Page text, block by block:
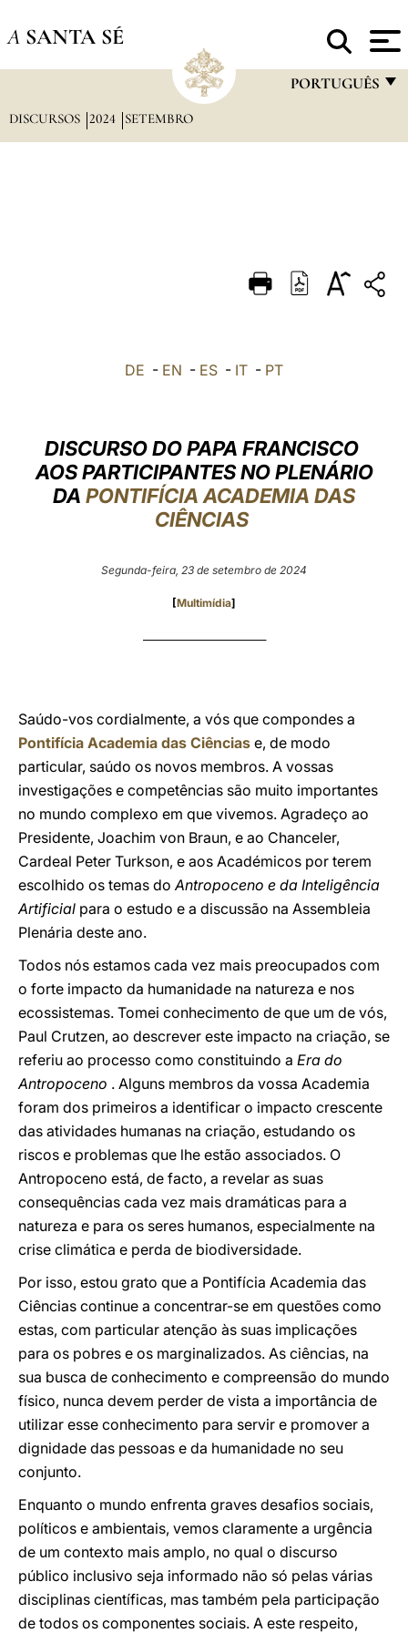
A SANTA SÉ
PORTUGUÊS
DEUTSCH
LATINE
DISCURSOS 2024 SETEMBRO
DE - EN - ES - IT - PT
DISCURSO DO PAPA FRANCISCO
AOS PARTICIPANTES NO PLENÁRIO
DA PONTIFÍCIA ACADEMIA DAS
CIÊNCIAS
Segunda-feira, 23 de setembro de 2024
[Multimídia]
Saúdo-vos cordialmente, a vós que compondes a
Pontifícia Academia das Ciências e, de modo
particular, saúdo os novos membros. A vossas
investigações e competências são muito importantes
no mundo complexo em que vivemos. Agradeço ao
Presidente, Joachim von Braun, e ao Chanceler,
Cardeal Peter Turkson, e aos Académicos por terem
escolhido os temas doAntropoceno e da Inteligência
Artificial para o estudo e a discussão na Assembleia
Plenária deste ano.
Todos nós estamos cada vez mais preocupados com
o forte impacto da humanidade na natureza e nos
ecossistemas. Tomei conhecimento de que um de vós,
Paul Crutzen, ao descrever este impacto na criação, se
referiu ao processo como constituindo a Era do
Antropoceno . Alguns membros da vossa Academia
foram dos primeiros a identificar o impacto crescente
das atividades humanas na criação, estudando os
riscos e problemas que lhe estão associados. O
Antropoceno está, de facto, a revelar as suas
consequências cada vez mais dramáticas para a
natureza e para os seres humanos, especialmente na
crise climática e perda de biodiversidade.
Por isso, estou grato que a Pontifícia Academia das
Ciências continue a concentrar-se em questões como
estas, com particular atenção às suas implicações
para os pobres e os marginalizados. As ciências, na
sua busca de conhecimento e compreensão do mundo
físico, nunca devem perder de vista a importância de
utilizar esse conhecimento para servir e promover a
dignidade das pessoas e da humanidade no seu
conjunto.
Enquanto o mundo enfrenta graves desafios sociais,
políticos e ambientais, vemos claramente a urgência
de um contexto mais amplo, no qual o discurso
público inclusivo seja informado não só pelas várias
disciplinas científicas, mas também pela participação
de todos os componentes sociais. A este respeito,